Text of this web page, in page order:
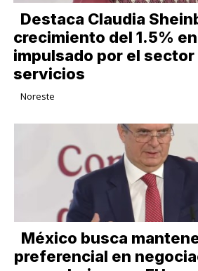
Destaca Claudia
crecimiento del 1.5% en
impulsado por el
servicios
Noreste
México busca
preferencial en